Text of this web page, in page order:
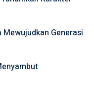
Mewujudkan Generasi